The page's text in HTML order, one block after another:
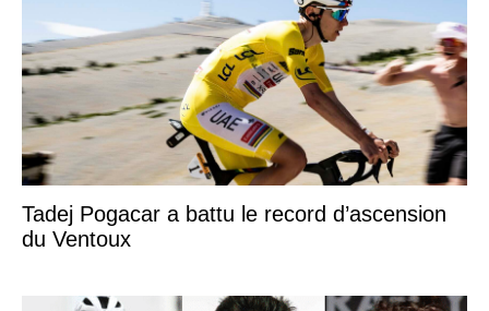
Tadej Pogacar a battu le record d’ascension
du Ventoux